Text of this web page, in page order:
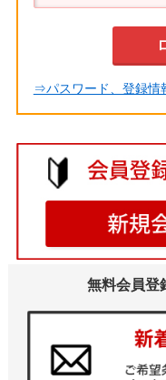
⇒パスワード、登録情
無料会員登